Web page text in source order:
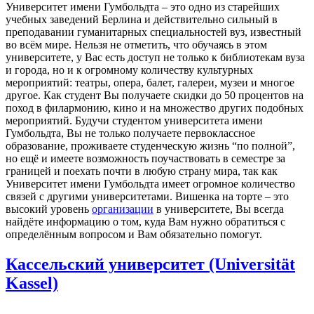
Университет имени Гумбольдта – это одно из старейших
учебных заведений Берлина и действительно сильный в
преподавании гуманитарных специальностей вуз, известный
во всём мире. Нельзя не отметить, что обучаясь в этом
университете, у Вас есть доступ не только к библиотекам вуза
и города, но и к огромному количеству культурных
мероприятий: театры, опера, балет, галереи, музеи и многое
другое. Как студент Вы получаете скидки до 50 процентов на
поход в филармонию, кино и на множество других подобных
мероприятий. Будучи студентом университета имени
Гумбольдта, Вы не только получаете первоклассное
образование, проживаете студенческую жизнь “по полной”,
но ещё и имеете возможность поучаствовать в семестре за
границей и поехать почти в любую страну мира, так как
Университет имени Гумбольдта имеет огромное количество
связей с другими университетами. Вишенка на торте – это
высокий уровень организации в университете, Вы всегда
найдёте информацию о том, куда Вам нужно обратиться с
определённым вопросом и Вам обязательно помогут.
Кассельский университет (Universität
Kassel)